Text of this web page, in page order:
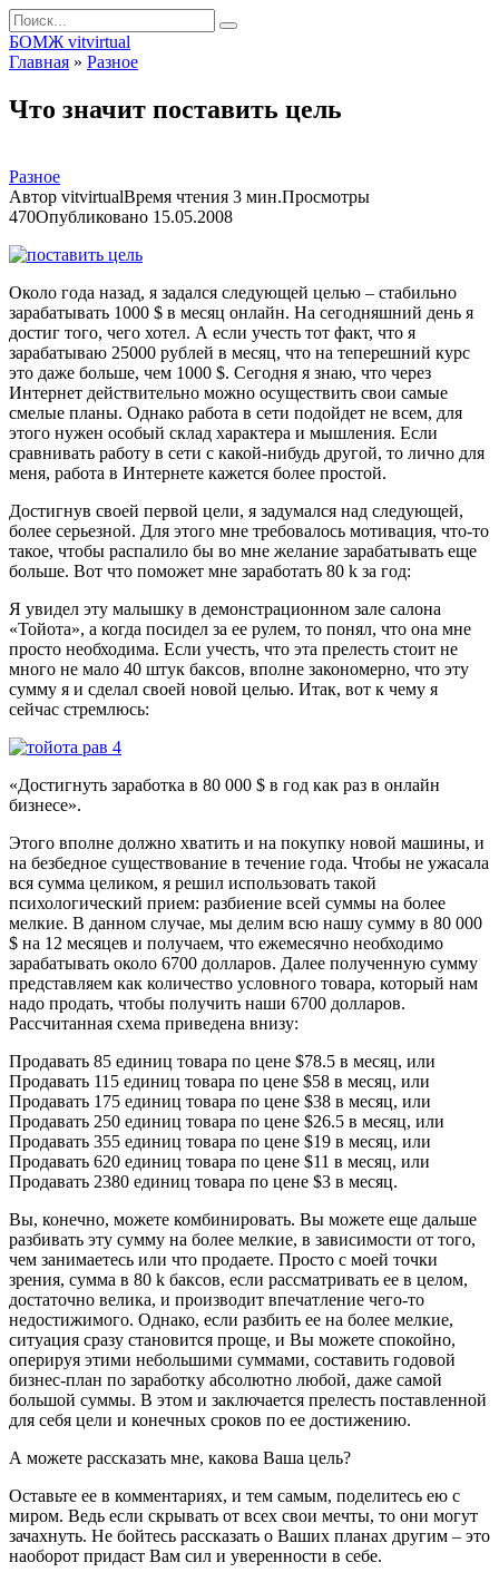
Перейти
к
контенту
Search
for:
БОМЖ vitvirtual
Главная » Разное
Что значит поставить цель
Разное
Автор vitvirtualВремя чтения 3 мин.Просмотры
470Опубликовано 15.05.2008
Около года назад, я задался следующей целью – стабильно
зарабатывать 1000 $ в месяц онлайн. На сегодняшний день я
достиг того, чего хотел. А если учесть тот факт, что я
зарабатываю 25000 рублей в месяц, что на теперешний курс
это даже больше, чем 1000 $. Сегодня я знаю, что через
Интернет действительно можно осуществить свои самые
смелые планы. Однако работа в сети подойдет не всем, для
этого нужен особый склад характера и мышления. Если
сравнивать работу в сети с какой-нибудь другой, то лично для
меня, работа в Интернете кажется более простой.
Достигнув своей первой цели, я задумался над следующей,
более серьезной. Для этого мне требовалось мотивация, что-то
такое, чтобы распалило бы во мне желание зарабатывать еще
больше. Вот что поможет мне заработать 80 k за год:
Я увидел эту малышку в демонстрационном зале салона
«Тойота», а когда посидел за ее рулем, то понял, что она мне
просто необходима. Если учесть, что эта прелесть стоит не
много не мало 40 штук баксов, вполне закономерно, что эту
сумму я и сделал своей новой целью. Итак, вот к чему я
сейчас стремлюсь:
«Достигнуть заработка в 80 000 $ в год как раз в онлайн
бизнесе».
Этого вполне должно хватить и на покупку новой машины, и
на безбедное существование в течение года. Чтобы не ужасала
вся сумма целиком, я решил использовать такой
психологический прием: разбиение всей суммы на более
мелкие. В данном случае, мы делим всю нашу сумму в 80 000
$ на 12 месяцев и получаем, что ежемесячно необходимо
зарабатывать около 6700 долларов. Далее полученную сумму
представляем как количество условного товара, который нам
надо продать, чтобы получить наши 6700 долларов.
Рассчитанная схема приведена внизу:
Продавать 85 единиц товара по цене $78.5 в месяц, или
Продавать 115 единиц товара по цене $58 в месяц, или
Продавать 175 единиц товара по цене $38 в месяц, или
Продавать 250 единиц товара по цене $26.5 в месяц, или
Продавать 355 единиц товара по цене $19 в месяц, или
Продавать 620 единиц товара по цене $11 в месяц, или
Продавать 2380 единиц товара по цене $3 в месяц.
Вы, конечно, можете комбинировать. Вы можете еще дальше
разбивать эту сумму на более мелкие, в зависимости от того,
чем занимаетесь или что продаете. Просто с моей точки
зрения, сумма в 80 k баксов, если рассматривать ее в целом,
достаточно велика, и производит впечатление чего-то
недостижимого. Однако, если разбить ее на более мелкие,
ситуация сразу становится проще, и Вы можете спокойно,
оперируя этими небольшими суммами, составить годовой
бизнес-план по заработку абсолютно любой, даже самой
большой суммы. В этом и заключается прелесть поставленной
для себя цели и конечных сроков по ее достижению.
А можете рассказать мне, какова Ваша цель?
Оставьте ее в комментариях, и тем самым, поделитесь ею с
миром. Ведь если скрывать от всех свои мечты, то они могут
зачахнуть. Не бойтесь рассказать о Ваших планах другим – это
наоборот придаст Вам сил и уверенности в себе.